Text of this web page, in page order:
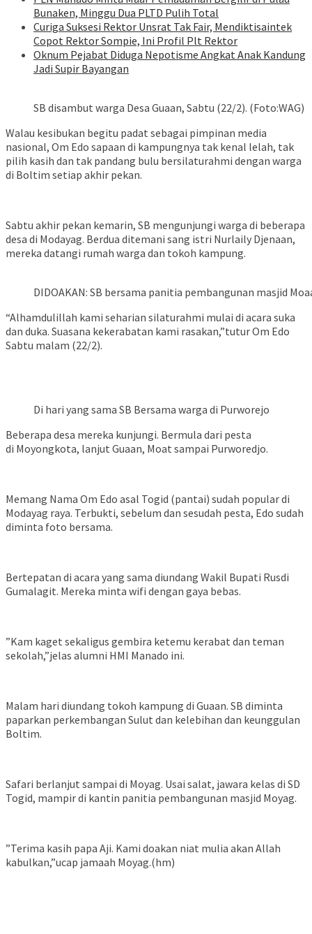
Bunaken, Minggu Dua PLTD Pulih Total
Curiga Suksesi Rektor Unsrat Tak Fair, Mendiktisaintek
Copot Rektor Sompie, Ini Profil Plt Rektor
Oknum Pejabat Diduga Nepotisme Angkat Anak Kandung
Jadi Supir Bayangan
SB disambut warga Desa Guaan, Sabtu (22/2). (Foto:WAG)
Walau kesibukan begitu padat sebagai pimpinan media
nasional, Om Edo sapaan di kampungnya tak kenal lelah, tak
pilih kasih dan tak pandang bulu bersilaturahmi dengan warga
di Boltim setiap akhir pekan.
Sabtu akhir pekan kemarin, SB mengunjungi warga di beberapa
desa di Modayag. Berdua ditemani sang istri Nurlaily Djenaan,
mereka datangi rumah warga dan tokoh kampung.
DIDOAKAN: SB bersama panitia pembangunan masjid
“Alhamdulillah kami seharian silaturahmi mulai di acara suka
dan duka. Suasana kekerabatan kami rasakan,”tutur Om Edo
Sabtu malam (22/2).
Di hari yang sama SB Bersama warga di Purworejo
Beberapa desa mereka kunjungi. Bermula dari pesta
di Moyongkota, lanjut Guaan, Moat sampai Purworedjo.
Memang Nama Om Edo asal Togid (pantai) sudah popular di
Modayag raya. Terbukti, sebelum dan sesudah pesta, Edo sudah
diminta foto bersama.
Bertepatan di acara yang sama diundang Wakil Bupati Rusdi
Gumalagit. Mereka minta wifi dengan gaya bebas.
”Kam kaget sekaligus gembira ketemu kerabat dan teman
sekolah,”jelas alumni HMI Manado ini.
Malam hari diundang tokoh kampung di Guaan. SB diminta
paparkan perkembangan Sulut dan kelebihan dan keunggulan
Boltim.
Safari berlanjut sampai di Moyag. Usai salat, jawara kelas di SD
Togid, mampir di kantin panitia pembangunan masjid Moyag.
”Terima kasih papa Aji. Kami doakan niat mulia akan Allah
kabulkan,”ucap jamaah Moyag.(hm)